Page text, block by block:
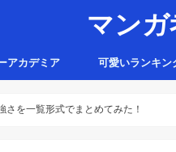
マンガ
アカデミア 可愛いランキン
を一覧形式でまとめてみた！